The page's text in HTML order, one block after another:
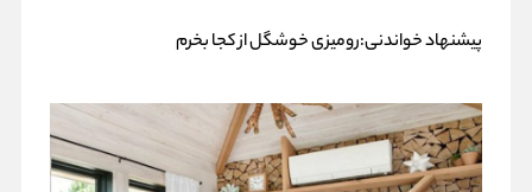
پیشنهاد خواندنی:رومیزی خوشگل از کجا بخرم